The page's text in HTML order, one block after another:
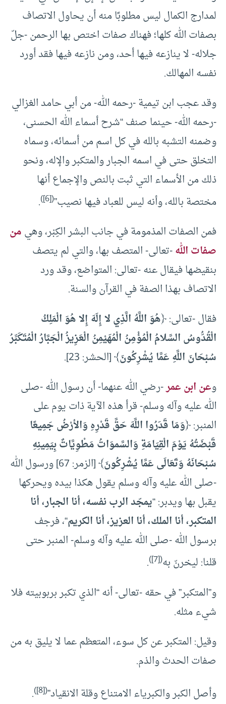
لمدارج الكمال ليس مطلوبًا منه أن يحاول الاتصاف
بصفات الله كلها؛ فهناك صفات اختص بها الرحمن -جلّ
جلاله- لا ينازعه فيها أحد، ومن نازعه فيها فقد أورد
نفسه المهالك.
وقد عجب ابن تيمية -رحمه الله- من أبي حامد الغزالي
-رحمه الله- حينما صنف “شرح أسماء الله الحسنى،
وضمنه التشبه بالله في كل اسم من أسمائه، وسماه
التخلق حتى في اسمه الجبار والمتكبر والإله، ونحو
ذلك من الأسماء التي ثبت بالنص والإجماع أنها
مختصة بالله، وأنه ليس للعباد فيها نصيب”(
[6]
)
.
فمن الصفات المذمومة في جانب البشر الكِبْر، وهيمن
صفات الله-تعالى- المتصف بها، والتي لم يتصف
بنقيضها فيقال عنه -تعالى: المتواضع، وقد ورد
الاتصاف بهذا الصفة في القرآن والسنة.
فقال -تعالى: ﴿هُوَ اللَّهُ الَّذِي لا إِلَهَ إِلا هُوَ الْمَلِكُ
الْقُدُّوسُ السَّلامُ الْمُؤْمِنُ الْمُهَيْمِنُ الْعَزِيزُ الْجَبَّارُ الْمُتَكَبِّرُ
سُبْحَانَ اللَّهِ عَمَّا يُشْرِكُونَ﴾ [الحشر: 23].
وعن ابن عمر-رضي الله عنهما- أن رسول الله -صلى
الله عليه وآله وسلم- قرأ هذه الآية ذات يوم على
المنبر: ﴿وَمَا قَدَرُوا اللَّهَ حَقَّ قَدْرِهِ وَالأرْضُ جَمِيعًا
قَبْضَتُهُ يَوْمَ الْقِيَامَةِ وَالسَّموَاتُ مَطْوِيَّاتٌ بِيَمِينِهِ
سُبْحَانَهُ وَتَعَالَى عَمَّا يُشْرِكُونَ
﴾ [الزمر: 67] ورسول الله
-صلى الله عليه وآله وسلم يقول هكذا بيده ويحركها
يقبل بها ويدبر: “يمجّد الرب نفسه، أنا الجبار، أنا
المتكبر، أنا الملك، أنا العزيز، أنا الكريم“، فرجف
برسول الله -صلى الله عليه وآله وسلم- المنبر حتى
قلنا: ليخرنّ به(
[7]
)
.
و”المتكبر” في حقه -تعالى- أنه “الذي تكبر بربوبيته فلا
شيء مثله.
وقيل: المتكبر عن كل سوء، المتعظم عما لا يليق به من
صفات الحدث والذم.
وأصل الكبر والكبرياء الامتناع وقلة الانقياد”(
[8]
)
.